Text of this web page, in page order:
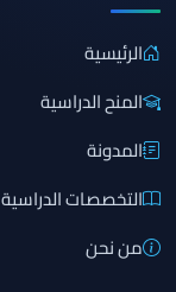
الرئيسية
المنح الدراسية
المدونة
التخصصات الدراسية
من نحن